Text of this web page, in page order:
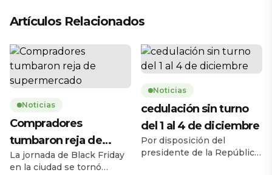
Artículos Relacionados
Noticias
Compradores
tumbaron reja de
supermercado
La jornada de Black Friday
en la ciudad se tornó
Noticias
cedulación sin turno
del 1 al 4 de diciembre
Por disposición del
presidente de la República,